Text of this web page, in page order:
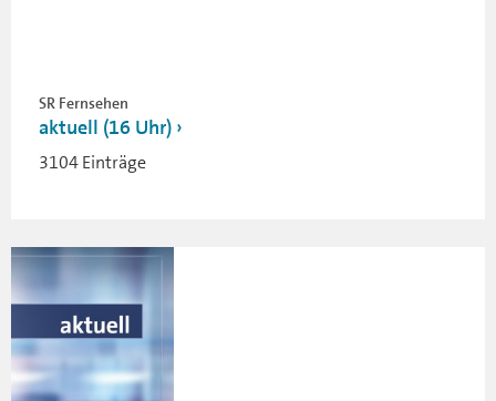
SR Fernsehen
aktuell (16 Uhr)
3104 Einträge